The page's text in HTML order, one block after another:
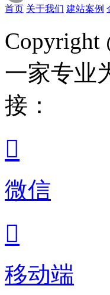
首页 关于我们 建站案例
Copyright
一家专业
接：

微信

移动端